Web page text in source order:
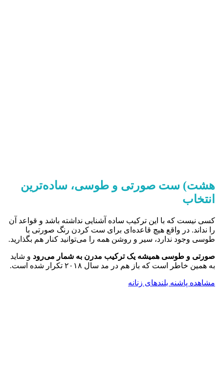
هشت) ست صورتی و طوسی، ساده‌ترین
انتخاب
کسی نیست که با این ترکیب ساده آشنایی نداشته باشد و قواعد آن
را نداند. در واقع هیچ قاعده‌ای برای ست کردن رنگ صورتی با
طوسی وجود ندارد، سیر و روشن همه را می‌توانید کنار هم بگذارید.
صورتی و طوسی همیشه یک ترکیب مدرن به شمار می‌رود و شاید
به همین خاطر است که باز هم در مد سال ۲۰۱۸ تکرار شده است.
مشاهده پاشنه بلندهای زنانه